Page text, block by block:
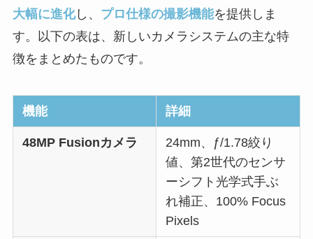
大幅に進化し、 プロ仕様の撮影機能を提供しま
す。以下の表は、新しいカメラシステムの主な特
徴をまとめたものです。
機能 詳細
48MP Fusionカメラ
24mm、ƒ/1.78絞り
値、第2世代のセンサ
ーシフト光学式手ぶ
れ補正、100% Focus
Pixels